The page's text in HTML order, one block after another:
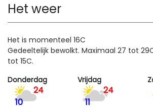
Het weer
Het is momenteel 16C
Gedeeltelijk bewolkt. Maximaal 27 tot
tot 15C.
Donderdag
10
24
Vrijdag
11
24